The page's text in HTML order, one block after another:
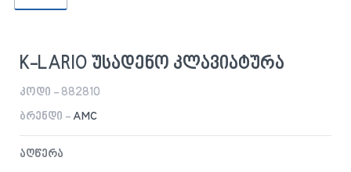
K-LARIO უსადენო კლავიატურა
კოდი - 882810
ბრენდი -AMC
აღწერა